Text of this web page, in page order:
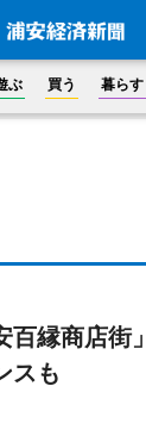
ぶ 買う 暮らす
百縁商店
スも